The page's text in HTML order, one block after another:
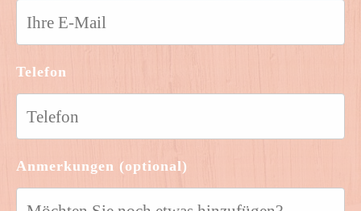
Telefon
Anmerkungen (optional)